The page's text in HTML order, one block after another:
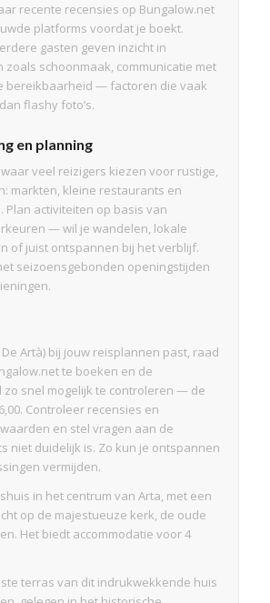
recente recensies op Bungalow.net
platforms voordat je boekt.
gasten geven inzicht in
zoals schoonmaak, communicatie met
bereikbaarheid — factoren die vaak
flashy foto’s.
en planning
veel reizigers kiezen voor rustige,
markten, kleine restaurants en
Plan activiteiten op basis van
— wil je wandelen, lokale
of juist ontspannen bij het verblijf.
seizoensgebonden openingstijden
Artà) bij jouw reisplannen past, raad
te boeken en de
zo snel mogelijk te controleren — de
Controleer recensies en
en stel vragen aan de
niet duidelijk is. Zo kun je ontspannen
vermijden.
in het centrum van Arta, met een
op de majestueuze kerk, de oude
Het biedt accommodatie voor 4
terras van dit indrukwekkende huis